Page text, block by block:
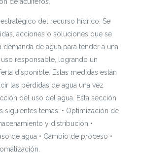
del recurso hídrico: Se
acciones o soluciones que se
demanda de agua para tender a una
responsable, logrando un
disponible. Estas medidas están
las pérdidas de agua una vez
del uso del agua. Esta sección
siguientes temas: • Optimización de
y distribución •
de agua • Cambio de proceso •